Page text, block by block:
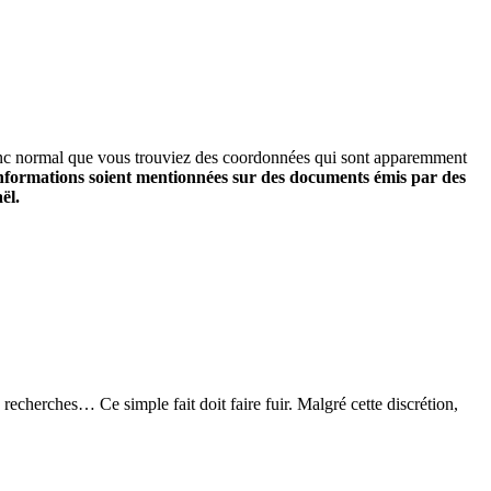
normal que vous trouviez des coordonnées qui sont apparemment
soient mentionnées sur des documents émis par des
recherches… Ce simple fait doit faire fuir. Malgré cette discrétion,